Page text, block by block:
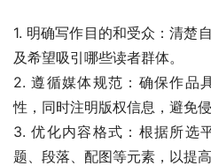
1. 明确写作目的和受众：清楚
及希望吸引哪些读者群体。
2. 遵循媒体规范：确保作品
性，同时注明版权信息，避免侵
3. 优化内容格式：根据所选
题、段落、配图等元素，以提高